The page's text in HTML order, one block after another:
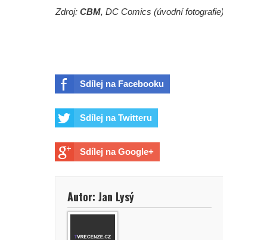
Zdroj: CBM, DC Comics (úvodní fotografie)
Sdílej na Facebooku
Sdílej na Twitteru
Sdílej na Google+
Autor: Jan Lysý